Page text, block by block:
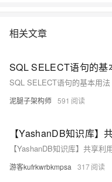
相关文章
SQL SELECT语句的基
SQL SELECT语句的基本用法
泥腿子架构师 591
游客kufrkwrbkmpsa 317